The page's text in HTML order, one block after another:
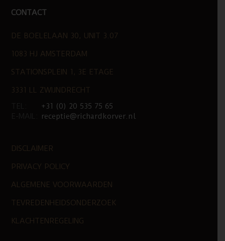
CONTACT
DE BOELELAAN 30, UNIT 3.07
1083 HJ AMSTERDAM
STATIONSPLEIN 1, 3E ETAGE
3331 LL ZWIJNDRECHT
+31 (0) 20 535 75 65
receptie@richardkorver.nl
DISCLAIMER
PRIVACY POLICY
ALGEMENE VOORWAARDEN
TEVREDENHEIDSONDERZOEK
KLACHTENREGELING